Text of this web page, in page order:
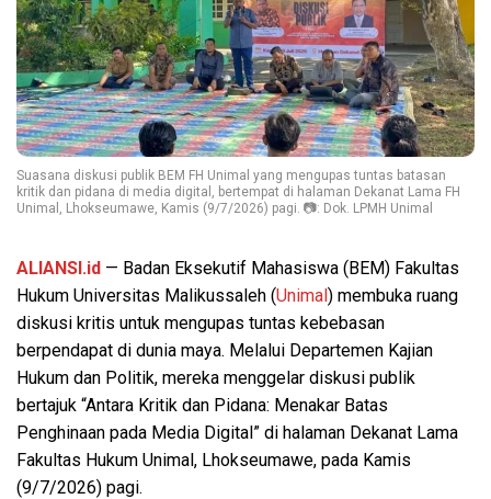
Suasana diskusi publik BEM FH Unimal yang mengupas tuntas batasan
kritik dan pidana di media digital, bertempat di halaman Dekanat Lama FH
Unimal, Lhokseumawe, Kamis (9/7/2026) pagi. 📷: Dok. LPMH Unimal
ALIANSI.id — Badan Eksekutif Mahasiswa (BEM) Fakultas
Hukum Universitas Malikussaleh (Unimal) membuka ruang
diskusi kritis untuk mengupas tuntas kebebasan
berpendapat di dunia maya. Melalui Departemen Kajian
Hukum dan Politik, mereka menggelar diskusi publik
bertajuk “Antara Kritik dan Pidana: Menakar Batas
Penghinaan pada Media Digital” di halaman Dekanat Lama
Fakultas Hukum Unimal, Lhokseumawe, pada Kamis
(9/7/2026) pagi.